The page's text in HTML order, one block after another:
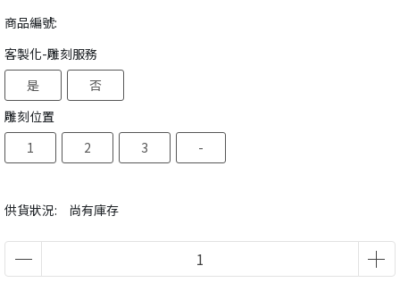
商品編號:
供貨狀況: 尚有庫存
客製化-雕刻服務
是
否
雕刻位置
1
2 3 -